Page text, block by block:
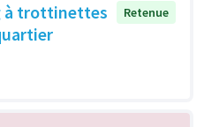
à trottinettes
Retenue